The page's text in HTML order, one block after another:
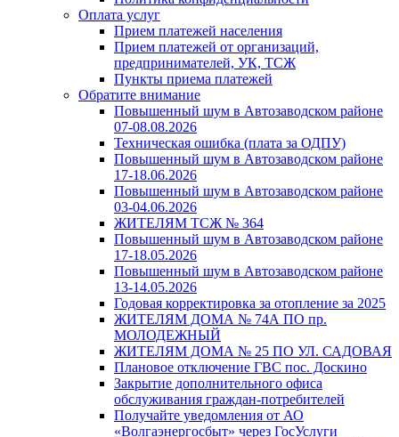
Оплата услуг
Прием платежей населения
Прием платежей от организаций,
предпринимателей, УК, ТСЖ
Пункты приема платежей
Обратите внимание
Повышенный шум в Автозаводском районе
07-08.08.2026
Техническая ошибка (плата за ОДПУ)
Повышенный шум в Автозаводском районе
17-18.06.2026
Повышенный шум в Автозаводском районе
03-04.06.2026
ЖИТЕЛЯМ ТСЖ № 364
Повышенный шум в Автозаводском районе
17-18.05.2026
Повышенный шум в Автозаводском районе
13-14.05.2026
Годовая корректировка за отопление за 2025
ЖИТЕЛЯМ ДОМА № 74А ПО пр.
МОЛОДЕЖНЫЙ
ЖИТЕЛЯМ ДОМА № 25 ПО УЛ. САДОВАЯ
Плановое отключение ГВС пос. Доскино
Закрытие дополнительного офиса
обслуживания граждан-потребителей
Получайте уведомления от АО
«Волгаэнергосбыт» через ГосУслуги